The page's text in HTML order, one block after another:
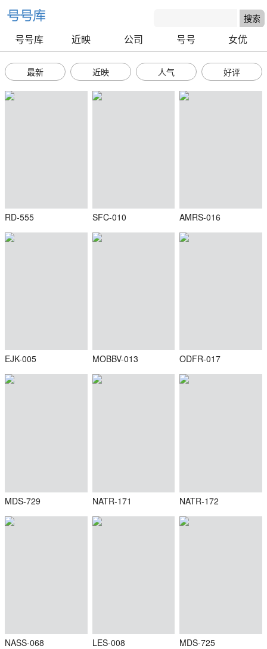
号号库 近映 公司 号号 女优
最新 近映 人气 好评
RD-555 SFC-010 AMRS-016
EJK-005 MOBBV-013 ODFR-017
MDS-729 NATR-171 NATR-172
NASS-068 LES-008 MDS-725